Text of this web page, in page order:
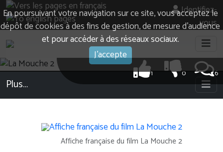
En poursuivant votre navigation sur ce site, vous acceptez le
dépôt de cookies à des fins de gestion, de mesure d’audience
et pour accéder à des réseaux sociaux.
J'accepte
Identifiez-
vous
6
0
1
Plus…
Affiche française du film La Mouche 2